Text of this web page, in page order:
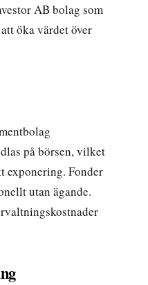
AB bolag som
öka värdet över
på börsen, vilket
exponering. Fonder
utan ägande.